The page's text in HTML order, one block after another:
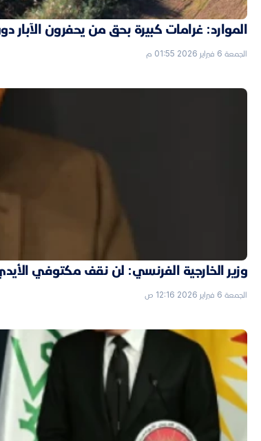
الموارد: غرامات كبيرة بحق من يحفرون الآبار
الجمعة 6 فبراير 2026 01:55 م
وزير الخارجية الفرنسي: لن نقف مكتوفي
الجمعة 6 فبراير 2026 12:16 ص